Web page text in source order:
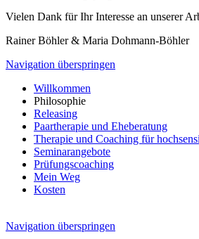
Vielen Dank für Ihr Interesse an unserer
Rainer Böhler & Maria Dohmann-Böhler
Navigation überspringen
Willkommen
Philosophie
Releasing
Paartherapie und Eheberatung
Therapie und Coaching für
Seminarangebote
Prüfungscoaching
Mein Weg
Kosten
Navigation überspringen